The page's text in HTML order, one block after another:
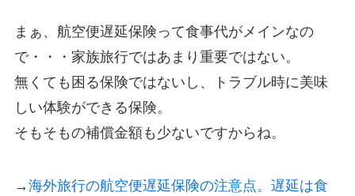
まぁ、航空便遅延保険って食事代がメインなの
で・・・家族旅行ではあまり重要ではない。
無くても困る保険ではないし、トラブル時に美味
しい体験ができる保険。
そもそもの補償金額も少ないですからね。
→海外旅行の航空便遅延保険の注意点。遅延は食